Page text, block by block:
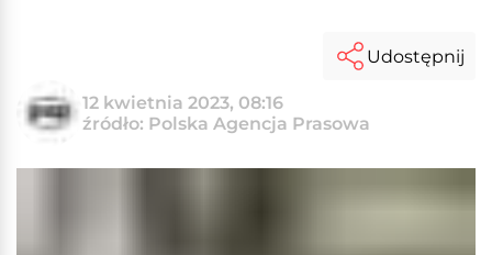
12 kwietnia 2023, 08:16
źródło: Polska Agencja Prasowa
Udostępnij